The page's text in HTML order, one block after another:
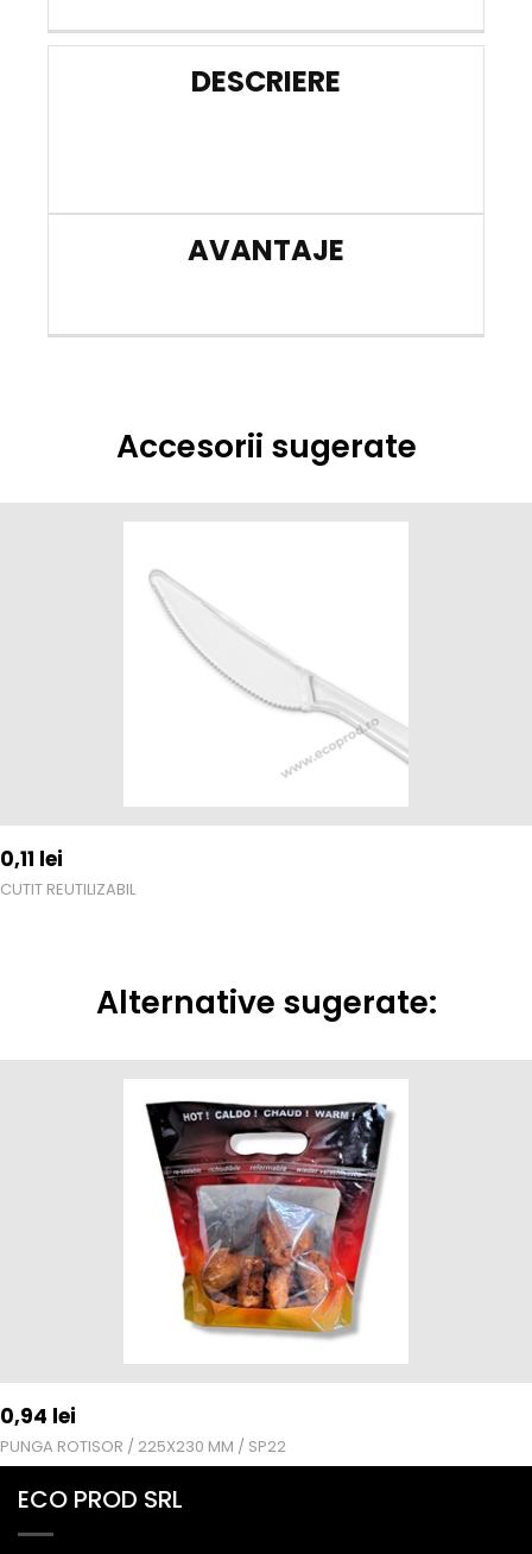
Accesorii sugerate
0,11 lei
CUTIT REUTILIZABIL
Alternative sugerate:
0,94 lei
PUNGA ROTISOR / 225X230 MM / SP22
ECO PROD SRL